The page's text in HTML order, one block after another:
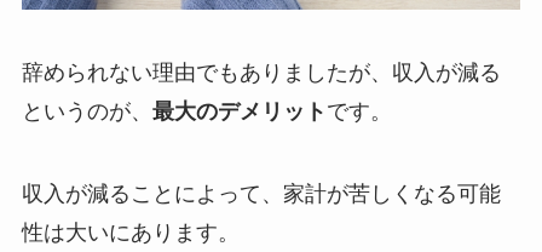
辞められない理由でもありましたが、収入が減る
というのが、 最大のデメリット です。
収入が減ることによって、家計が苦しくなる可能
性は大いにあります。